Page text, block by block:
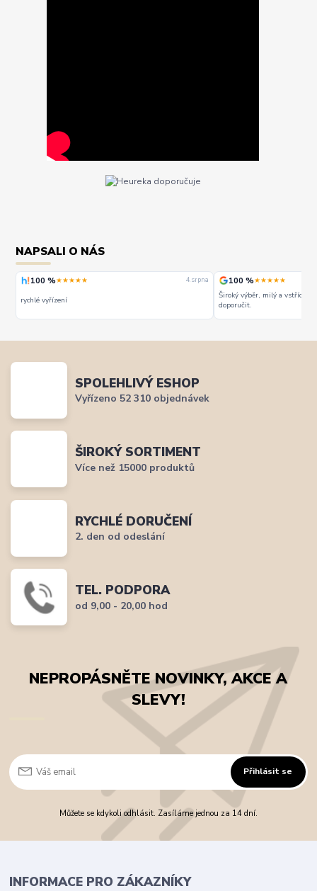
NAPSALI O NÁS
100 %★★★★★ 4. srpna
rychlé vyřízení
100 %★★★★★
Široký výběr, milý a vstřícný
doporučit.
SPOLEHLIVÝ ESHOP
Vyřízeno 52 310 objednávek
ŠIROKÝ SORTIMENT
Více než 15000 produktů
RYCHLÉ DORUČENÍ
2. den od odeslání
TEL. PODPORA
od 9,00 - 20,00 hod
NEPROPÁSNĚTE NOVINKY, AKCE A
SLEVY!
Přihlásit se
Můžete se kdykoli odhlásit. Zasíláme jednou za 14 dní.
INFORMACE PRO ZÁKAZNÍKY